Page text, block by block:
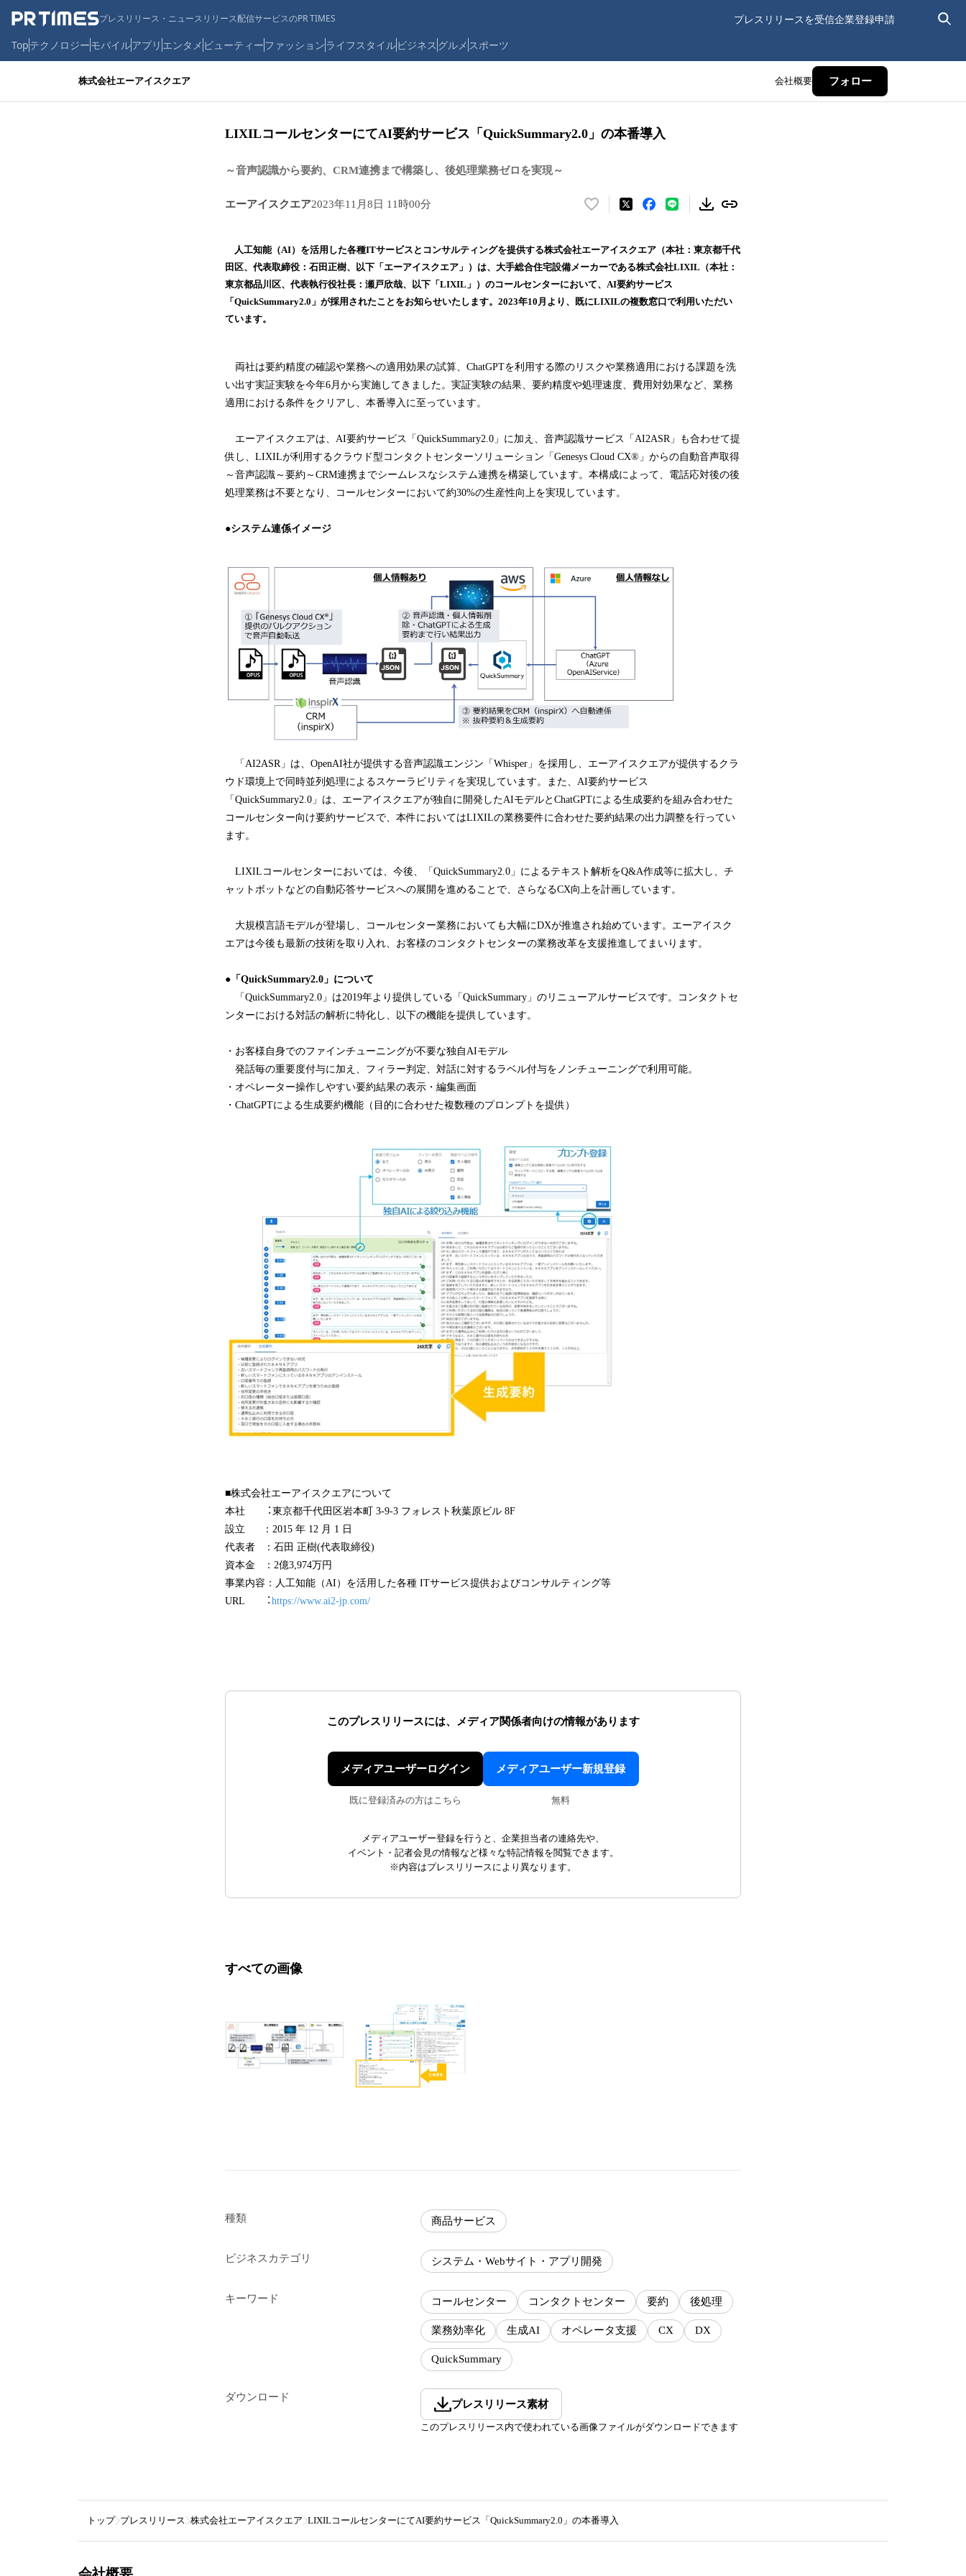
プレスリリース・ニュースリリース配信サービスのPR TIMES プレスリリースを受信企業登録申請
Topテクノロジーモバイルアプリ エンタメ ビューティーファッションライフスタイルビジネス グルメ スポーツ
株式会社エーアイスクエア 会社概要 フォロー
LIXILコールセンターにてAI要約サービス「QuickSummary2.0」の本番導入
～音声認識から要約、CRM連携まで構築し、後処理業務ゼロを実現～
エーアイスクエア2023年11月8日 11時00分
い
！
数
を
読
中
で
す
人工知能（AI）を活用した各種ITサービスとコンサルティングを提供する株式会社エーアイスクエア（本社：東京都千代
田区、代表取締役：石田正樹、以下「エーアイスクエア」）は、大手総合住宅設備メーカーである株式会社LIXIL（本社：
東京都品川区、代表執行役社長：瀬戸欣哉、以下「LIXIL」）のコールセンターにおいて、AI要約サービス
「QuickSummary2.0」が採用されたことをお知らせいたします。2023年10月より、既にLIXILの複数窓口で利用いただい
ています。
両社は要約精度の確認や業務への適用効果の試算、ChatGPTを利用する際のリスクや業務適用における課題を洗
い出す実証実験を今年6月から実施してきました。実証実験の結果、要約精度や処理速度、費用対効果など、業務
適用における条件をクリアし、本番導入に至っています。
エーアイスクエアは、AI要約サービス「QuickSummary2.0」に加え、音声認識サービス「AI2ASR」も合わせて提
供し、LIXILが利用するクラウド型コンタクトセンターソリューション「Genesys Cloud CX®」からの自動音声取得
～音声認識～要約～CRM連携までシームレスなシステム連携を構築しています。本構成によって、電話応対後の後
処理業務は不要となり、コールセンターにおいて約30%の生産性向上を実現しています。
●システム連係イメージ
「AI2ASR」は、OpenAI社が提供する音声認識エンジン「Whisper」を採用し、エーアイスクエアが提供するクラ
ウド環境上で同時並列処理によるスケーラビリティを実現しています。また、AI要約サービス
「QuickSummary2.0」は、エーアイスクエアが独自に開発したAIモデルとChatGPTによる生成要約を組み合わせた
コールセンター向け要約サービスで、本件においてはLIXILの業務要件に合わせた要約結果の出力調整を行ってい
ます。
LIXILコールセンターにおいては、今後、「QuickSummary2.0」によるテキスト解析をQ&A作成等に拡大し、チ
ャットボットなどの自動応答サービスへの展開を進めることで、さらなるCX向上を計画しています。
大規模言語モデルが登場し、コールセンター業務においても大幅にDXが推進され始めています。エーアイスク
エアは今後も最新の技術を取り入れ、お客様のコンタクトセンターの業務改革を支援推進してまいります。
●「QuickSummary2.0」について
「QuickSummary2.0」は2019年より提供している「QuickSummary」のリニューアルサービスです。コンタクトセ
ンターにおける対話の解析に特化し、以下の機能を提供しています。
・お客様自身でのファインチューニングが不要な独自AIモデル
発話毎の重要度付与に加え、フィラー判定、対話に対するラベル付与をノンチューニングで利用可能。
・オペレーター操作しやすい要約結果の表示・編集画面
・ChatGPTによる生成要約機能（目的に合わせた複数種のプロンプトを提供）
■株式会社エーアイスクエアについて
本社 ︓東京都千代田区岩本町 3-9-3 フォレスト秋葉原ビル 8F
設立 ：2015 年 12 月 1 日
代表者 ：石田 正樹(代表取締役)
資本金 ：2億3,974万円
事業内容：人工知能（AI）を活用した各種 ITサービス提供およびコンサルティング等
URL ︓ https://www.ai2-jp.com/
このプレスリリースには、 メディア関係者向けの情報があります
メディアユーザーログイン
既に登録済みの方はこちら
メディアユーザー新規登録
無料
メディアユーザー登録を行うと、企業担当者の連絡先や、
イベント・記者会見の情報など様々な特記情報を閲覧できます。
※内容はプレスリリースにより異なります。
すべての画像
種類 商品サービス
ビジネスカテゴリ システム・Webサイト・アプリ開発
キーワード コールセンター コンタクトセンター 要約 後処理
業務効率化 生成AI オペレータ支援 CX DX
QuickSummary
ダウンロード
プレスリリース素材
このプレスリリース内で使われている画像ファイルがダウンロードできます
トップ プレスリリース 株式会社エーアイスクエア LIXILコールセンターにてAI要約サービス「QuickSummary2.0」の本番導入